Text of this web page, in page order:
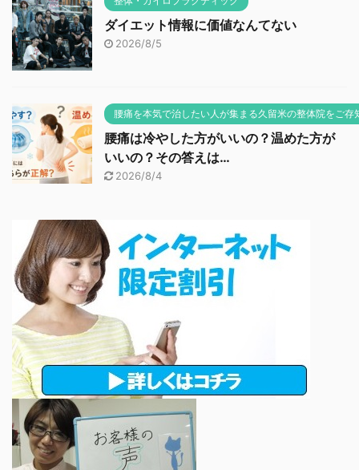
ダイエット情報に価値なんてない
2026/8/5
腰痛を本気で治したい人が集まる久留米の整体院をご存
腰痛は冷やした方がいいの？温めた方が
いいの？その答えは…
2026/8/4